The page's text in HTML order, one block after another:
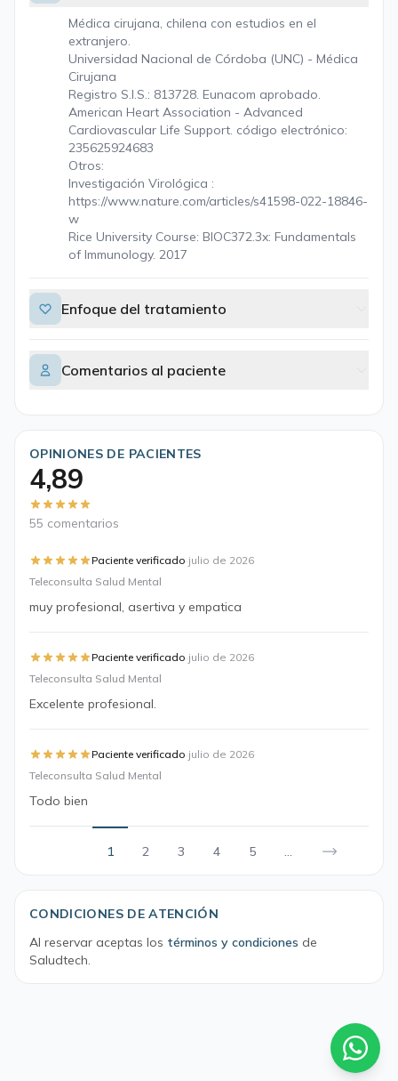
Médica cirujana, chilena con estudios en el
extranjero.
Universidad Nacional de Córdoba (UNC) - Médica
Cirujana
Registro S.I.S.: 813728. Eunacom aprobado.
American Heart Association - Advanced
Cardiovascular Life Support. código electrónico:
235625924683
Otros:
Investigación Virológica :
https://www.nature.com/articles/s41598-022-18846-
w
Rice University Course: BIOC372.3x: Fundamentals
of Immunology. 2017
Enfoque del tratamiento
Comentarios al paciente
OPINIONES DE PACIENTES
4,89
55 comentarios
Paciente verificado·julio de 2026
Teleconsulta Salud Mental
muy profesional, asertiva y empatica
Paciente verificado·julio de 2026
Teleconsulta Salud Mental
Excelente profesional.
Paciente verificado·julio de 2026
Teleconsulta Salud Mental
Todo bien
1 2 3 4 5 ...
CONDICIONES DE ATENCIÓN
Al reservar aceptas los términos y condiciones de
Saludtech.